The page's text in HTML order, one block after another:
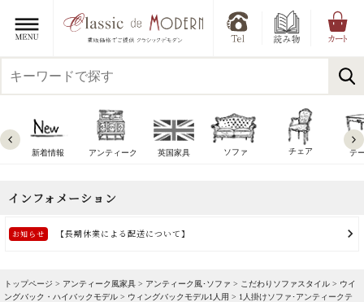
新着情報 アンティーク 英国家具 ソファ チェア テ
トップページ > アンティーク風家具 > アンティーク風･ソファ > こだわりソファスタイル > ウイ
ングバック・ハイバックモデル > ウィングバックモデル1人用 > 1人掛けソファ･アンティークテ